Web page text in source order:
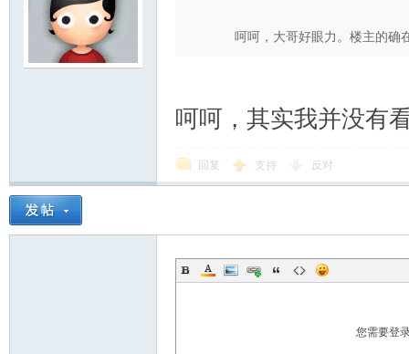
呵呵，大哥好眼力。楼主的确
呵呵，其实我并没有
回复 支持 反对
您需要登